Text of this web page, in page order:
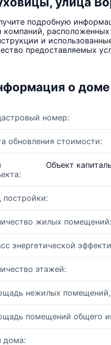
подробную
компаний,
и
предоставляемых
о доме
номер:
обновления стоимости:
Объект
постройки:
жилых помещений:
энергетической
этажей:
нежилых помещений,
помещений общего
дома: